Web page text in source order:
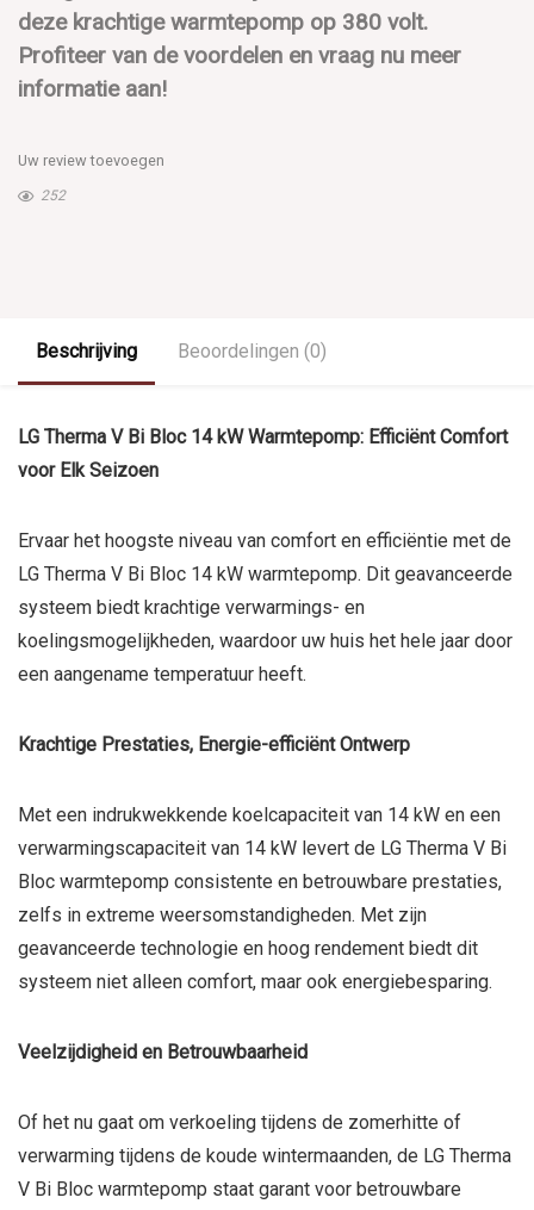
deze krachtige warmtepomp op 380 volt.
Profiteer van de voordelen en vraag nu meer
informatie aan!
Uw review toevoegen
252
Beschrijving Beoordelingen (0)
LG Therma V Bi Bloc 14 kW Warmtepomp: Efficiënt Comfort
voor Elk Seizoen
Ervaar het hoogste niveau van comfort en efficiëntie met de
LG Therma V Bi Bloc 14 kW warmtepomp. Dit geavanceerde
systeem biedt krachtige verwarmings- en
koelingsmogelijkheden, waardoor uw huis het hele jaar door
een aangename temperatuur heeft.
Krachtige Prestaties, Energie-efficiënt Ontwerp
Met een indrukwekkende koelcapaciteit van 14 kW en een
verwarmingscapaciteit van 14 kW levert de LG Therma V Bi
Bloc warmtepomp consistente en betrouwbare prestaties,
zelfs in extreme weersomstandigheden. Met zijn
geavanceerde technologie en hoog rendement biedt dit
systeem niet alleen comfort, maar ook energiebesparing.
Veelzijdigheid en Betrouwbaarheid
Of het nu gaat om verkoeling tijdens de zomerhitte of
verwarming tijdens de koude wintermaanden, de LG Therma
V Bi Bloc warmtepomp staat garant voor betrouwbare